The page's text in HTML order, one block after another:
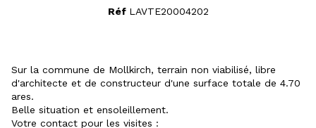
Réf LAVTE20004202
Sur la commune de Mollkirch, terrain non viabilisé, libre
d'architecte et de constructeur d'une surface totale de 4.70
ares.
Belle situation et ensoleillement.
Votre contact pour les visites :